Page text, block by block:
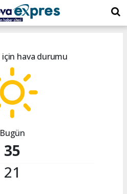
için hava durumu
Bugün
35
21